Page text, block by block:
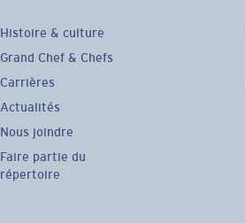
Histoire & culture
Grand Chef & Chefs
Carrières
Actualités
Nous joindre
Faire partie du
répertoire